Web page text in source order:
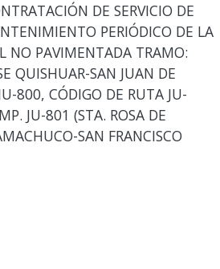
DE SERVICIO DE
PERIÓDICO DE LA
NO PAVIMENTADA TRAMO:
QUISHUAR-SAN JUAN DE
800, CÓDIGO DE RUTA JU-
JU-801 (STA. ROSA DE
SAN FRANCISCO